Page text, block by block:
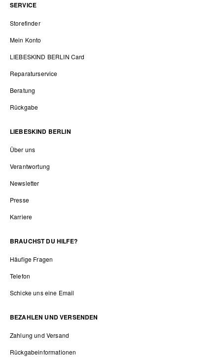
SERVICE
Storefinder
Mein Konto
LIEBESKIND BERLIN Card
Reparaturservice
Beratung
Rückgabe
LIEBESKIND BERLIN
Über uns
Verantwortung
Newsletter
Presse
Karriere
BRAUCHST DU HILFE?
Häufige Fragen
Telefon
Schicke uns eine Email
BEZAHLEN UND VERSENDEN
Zahlung und Versand
Rückgabeinformationen